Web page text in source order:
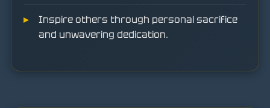
Inspire others through personal sacrifice
and unwavering dedication.